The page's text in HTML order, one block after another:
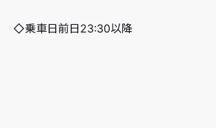
◇乗車日前日23:30以降